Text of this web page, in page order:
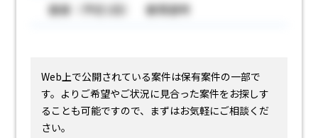
面接（予定1回） 書類選考
Web上で公開されている案件は保有案件の一部で
す。 よりご希望やご状況に見合った案件をお探しす
ることも可能ですので、まずはお気軽にご相談くだ
さい。